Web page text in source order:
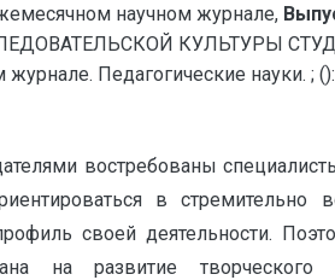
научном журнале,
КУЛЬТУРЫ
Педагогические науки. ;
востребованы
в стремительно
своей деятельности.
на развитие творческого